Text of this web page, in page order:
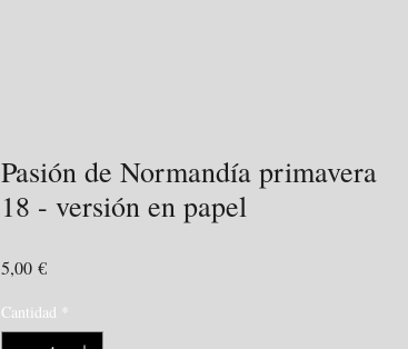
Pasión de Normandía primavera
18 - versión en papel
5,00 €Precio
Cantidad *